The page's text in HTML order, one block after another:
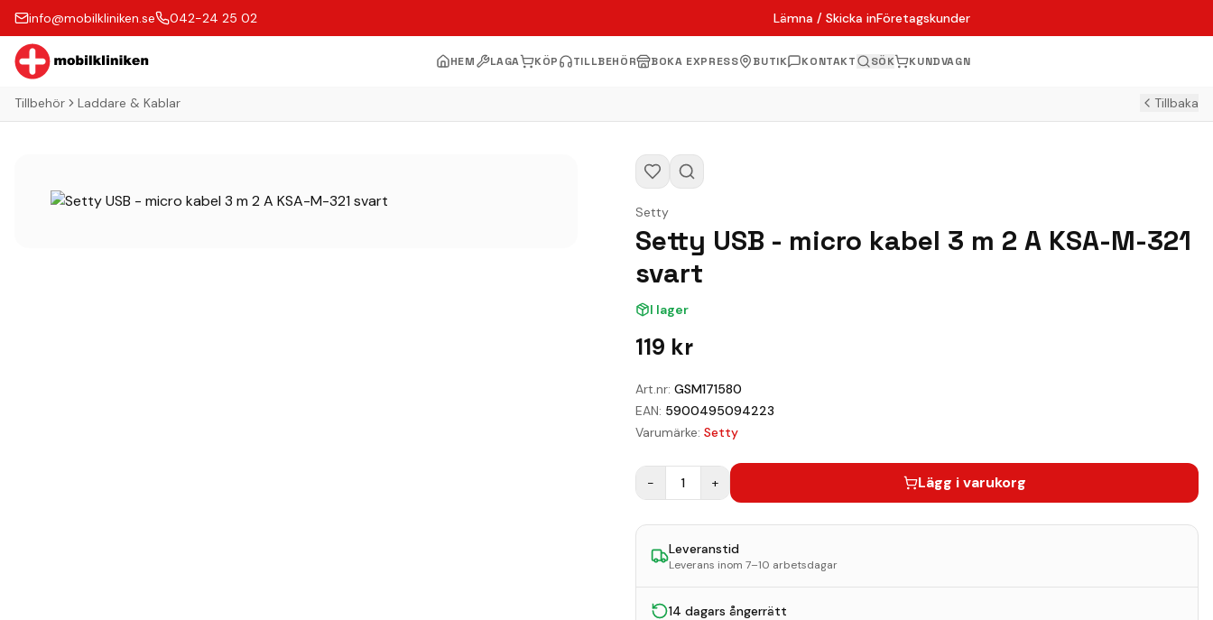
info@mobilkliniken.se 042-24 25 02 Lämna / Skicka inFöretagskunder
HEM LAGA KÖP TILLBEHÖR BOKA EXPRESS BUTIK KONTAKT SÖK KUNDVAGN
Tillbehör Laddare & Kablar Tillbaka
Setty
Setty USB - micro kabel 3 m 2 A KSA-M-321
svart
I lager
119 kr
Art.nr: GSM171580
EAN: 5900495094223
Varumärke: Setty
− 1 + Lägg i varukorg
Leveranstid
Leverans inom 7–10 arbetsdagar
14 dagars ångerrätt